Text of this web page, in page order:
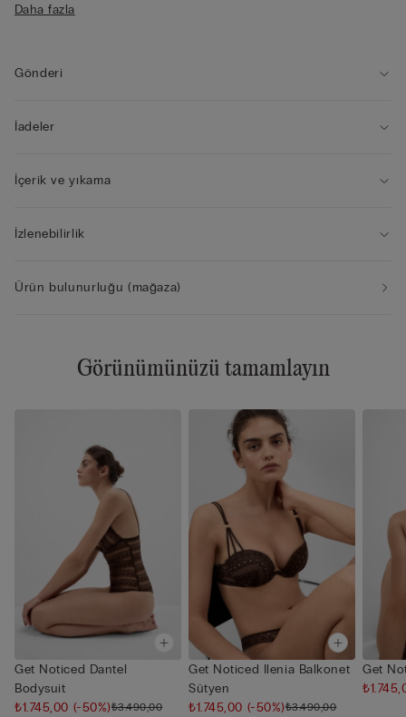
• Tamamı tül astarlı göğüs bandı
• Modelin boyu 175 cm, giydiği beden 2B / 75B / 34B / 85B /
Daha fazla
Gönderi
İadeler
İçerik ve yıkama
İzlenebilirlik
Ürün bulunurluğu (mağaza)
Görünümünüzü tamamlayın
Get Noticed Dantel
Bodysuit
₺1.745,00 (-50%)₺3.490,00
Get Noticed Ilenia Balkonet
Sütyen
₺1.745,00 (-50%)₺3.490,00
Get